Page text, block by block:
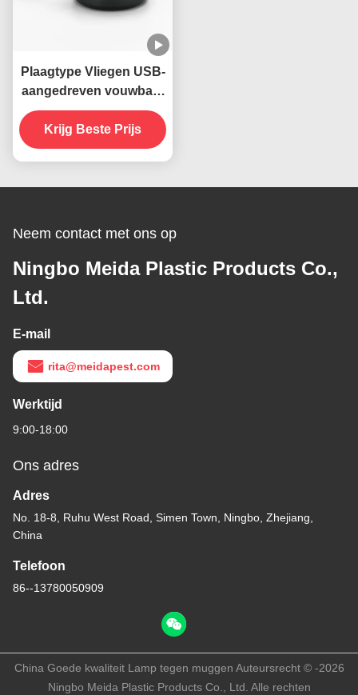
Plaagtype Vliegen USB-
aangedreven vouwbare
nek hangende insecten
afstotende ventilator
voor tafels
Krijg Beste Prijs
Neem contact met ons op
Ningbo Meida Plastic Products Co.,
Ltd.
E-mail
rita@meidapest.com
Werktijd
9:00-18:00
Ons adres
Adres
No. 18-8, Ruhu West Road, Simen Town, Ningbo, Zhejiang,
China
Telefoon
86--13780050909
China Goede kwaliteit Lamp tegen muggen Auteursrecht © -2026
Ningbo Meida Plastic Products Co., Ltd. Alle rechten